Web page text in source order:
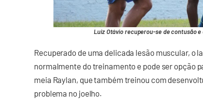
Luiz Otávio recuperou-se de contusão
Recuperado de uma delicada lesão muscular, o
normalmente do treinamento e pode ser opção
meia Raylan, que também treinou com
problema no joelho.